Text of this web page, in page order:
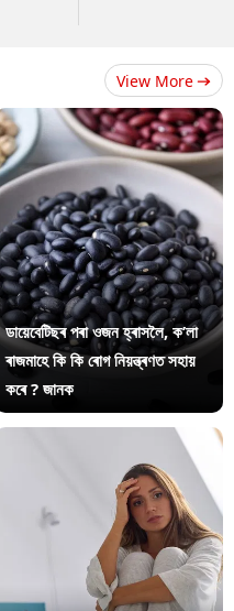
View More
ডায়েবেটিছৰ পৰা ওজন হ্ৰাসলৈ, ক’লা
ৰাজমাহে কি কি ৰোগ নিয়ন্ত্ৰণত সহায়
কৰে ? জানক